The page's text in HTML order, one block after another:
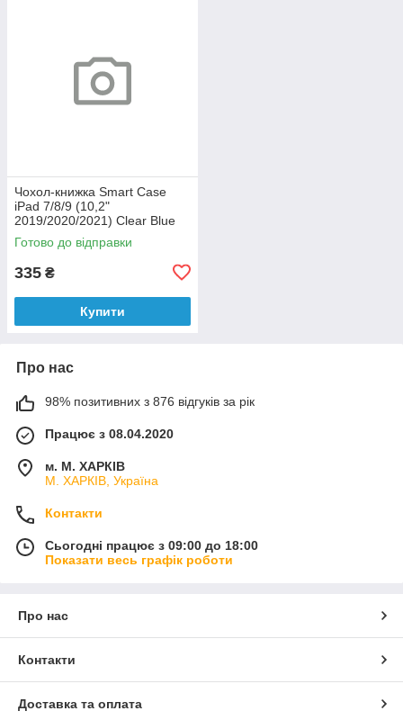
Чохол-книжка Smart Case
iPad 7/8/9 (10,2"
2019/2020/2021) Clear Blue
Уцінка
Готово до відправки
335 ₴
Купити
Про нас
98% позитивних з 876 відгуків за рік
Працює з 08.04.2020
м. М. ХАРКІВ
М. ХАРКІВ, Україна
Контакти
Сьогодні працює з 09:00 до 18:00
Показати весь графік роботи
Про нас
Контакти
Доставка та оплата